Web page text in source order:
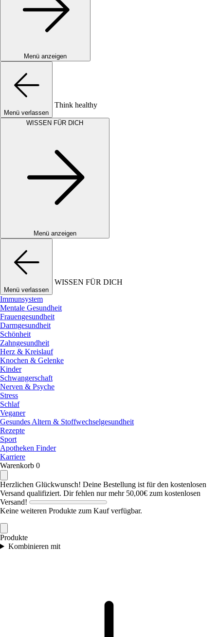
Menü anzeigen
Menü verlassen
Think healthy
WISSEN FÜR DICH
Menü anzeigen
Menü verlassen
WISSEN FÜR DICH
Immunsystem
Mentale Gesundheit
Frauengesundheit
Darmgesundheit
Schönheit
Zahngesundheit
Herz & Kreislauf
Knochen & Gelenke
Kinder
Schwangerschaft
Nerven & Psyche
Stress
Schlaf
Veganer
Gesundes Altern & Stoffwechselgesundheit
Rezepte
Sport
Apotheken Finder
Karriere
Warenkorb 0
Herzlichen Glückwunsch! Deine Bestellung ist für den kostenlosen
Versand qualifiziert. Dir fehlen nur mehr 50,00€ zum kostenlosen
Versand!
Keine weiteren Produkte zum Kauf verfügbar.
Produkte
Kombinieren mit